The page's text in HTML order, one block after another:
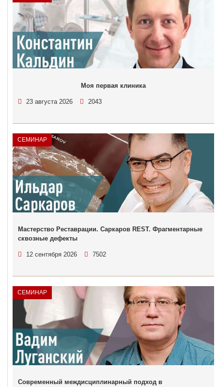
Моя первая клиника
23 августа 2026 2043
СЕМИНАР
Мастерство Реставрации. Саркаров REST. Фрагментарные
сквозные дефекты
12 сентября 2026 7502
СЕМИНАР
Современный междисциплинарный подход в